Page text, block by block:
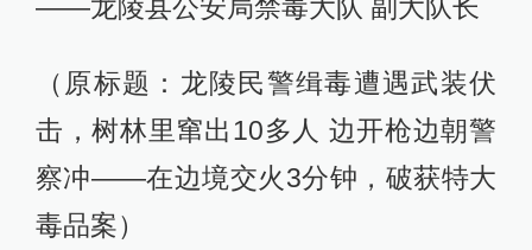
——龙陵县公安局禁毒大队 副大队长
（原标题：龙陵民警缉毒遭遇武装伏
击，树林里窜出10多人 边开枪边朝警
察冲——在边境交火3分钟，破获特大
毒品案）